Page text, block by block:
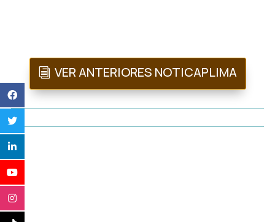
VER ANTERIORES NOTICAPLIMA